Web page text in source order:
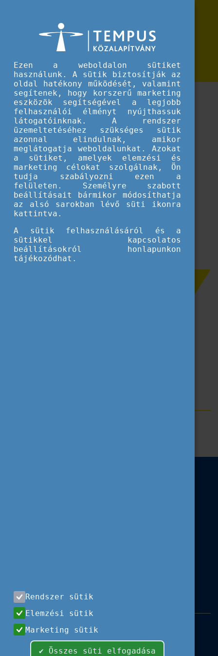
Koordinátori díjak
Tempus Közalapítvány által szervezett Nemzetközi
díjak
Impresszum |Használati feltételek
Adatvédelem|Sajtóközlemények|Kapcsolat
Ezen a weboldalon sütiket
használunk. A sütik biztosítják az
oldal hatékony működését, valamint
segítenek, hogy korszerű marketing
eszközök segítségével a legjobb
felhasználói élményt nyújthassuk
látogatóinknak. A rendszer
üzemeltetéséhez szükséges sütik
azonnal elindulnak, amikor
meglátogatja weboldalunkat. Azokat
a sütiket, amelyek elemzési és
marketing célokat szolgálnak, Ön
tudja szabályozni ezen a
felületen. Személyre szabott
beállításait bármikor módosíthatja
az alsó sarokban lévő süti ikonra
kattintva.
A sütik felhasználásáról és a
sütikkel kapcsolatos
beállításokról honlapunkon
tájékozódhat.
Rendszer sütik
Elemzési sütik
Marketing sütik
✔ Összes süti elfogadása